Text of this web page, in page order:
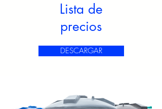
Lista de
precios
DESCARGAR